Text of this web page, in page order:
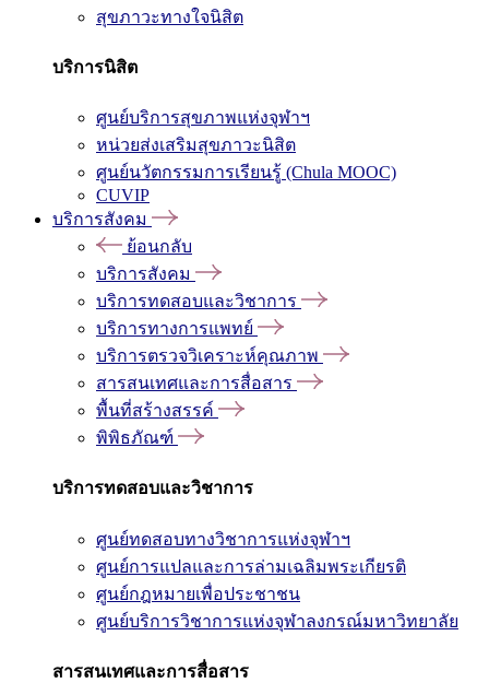
สุขภาวะทางใจนิสิต
บริการนิสิต
ศูนย์บริการสุขภาพแห่งจุฬาฯ
หน่วยส่งเสริมสุขภาวะนิสิต
ศูนย์นวัตกรรมการเรียนรู้ (Chula MOOC)
CUVIP
บริการสังคม
ย้อนกลับ
บริการสังคม
บริการทดสอบและวิชาการ
บริการทางการแพทย์
บริการตรวจวิเคราะห์คุณภาพ
สารสนเทศและการสื่อสาร
พื้นที่สร้างสรรค์
พิพิธภัณฑ์
บริการทดสอบและวิชาการ
ศูนย์ทดสอบทางวิชาการแห่งจุฬาฯ
ศูนย์การแปลและการล่ามเฉลิมพระเกียรติ
ศูนย์กฎหมายเพื่อประชาชน
ศูนย์บริการวิชาการแห่งจุฬาลงกรณ์มหาวิทยาลัย
สารสนเทศและการสื่อสาร